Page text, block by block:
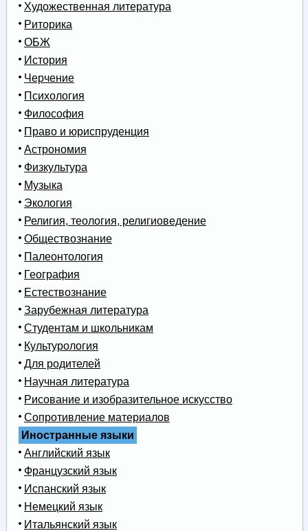
Художественная литература
Риторика
ОБЖ
История
Черчение
Психология
Философия
Право и юриспруденция
Астрономия
Физкультура
Музыка
Экология
Религия, теология, религиоведение
Обществознание
Палеонтология
География
Естествознание
Зарубежная литература
Студентам и школьникам
Культурология
Для родителей
Научная литература
Рисование и изобразительное искусство
Сопротивление материалов
Иностранные языки
Английский язык
Французский язык
Испанский язык
Немецкий язык
Итальянский язык